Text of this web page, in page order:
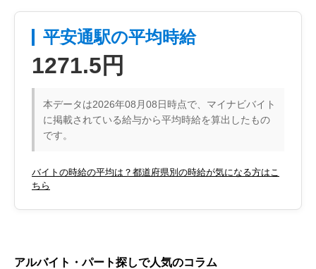
平安通駅の平均時給
1271.5円
本データは2026年08月08日時点で、マイナビバイト
に掲載されている給与から平均時給を算出したもの
です。
バイトの時給の平均は？都道府県別の時給が気になる方はこ
ちら
アルバイト・パート探しで人気のコラム